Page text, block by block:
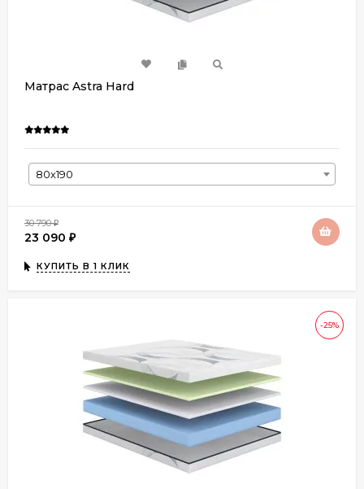
Матрас Astra Hard
80х190
30 790₽
23 090 ₽
КУПИТЬ В 1 КЛИК
-25%